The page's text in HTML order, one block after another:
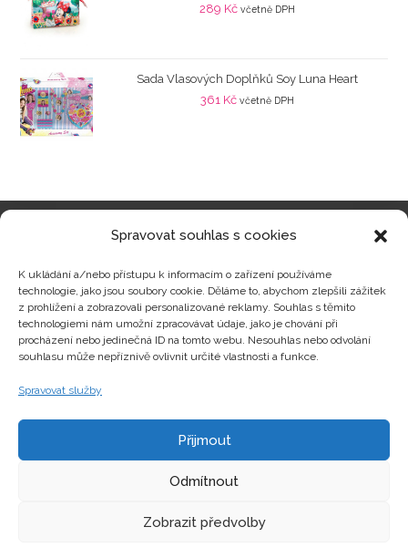
Spravovat souhlas s cookies
K ukládání a/nebo přístupu k informacím o zařízení používáme
technologie, jako jsou soubory cookie. Děláme to, abychom zlepšili zážitek
z prohlížení a zobrazovali personalizované reklamy. Souhlas s těmito
technologiemi nám umožní zpracovávat údaje, jako je chování při
procházení nebo jedinečná ID na tomto webu. Nesouhlas nebo odvolání
souhlasu může nepříznivě ovlivnit určité vlastnosti a funkce.
Spravovat služby
Přijmout
Odmítnout
Zobrazit předvolby
289 Kč včetně DPH
Sada Vlasových Doplňků Soy Luna Heart
361 Kč včetně DPH
Zajímavosti
Kontakty
Copyright © hrackyzfilmu.cz Všechna práva vyhrazena.